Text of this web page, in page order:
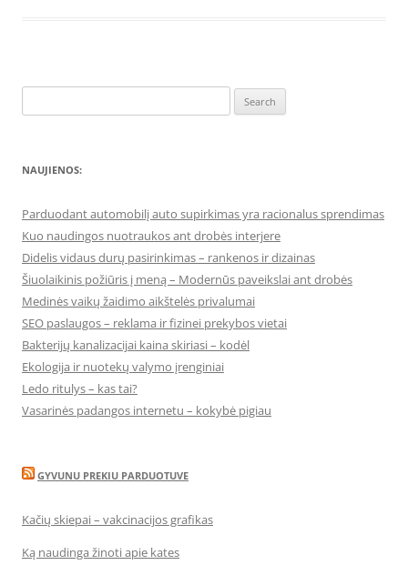
for:
NAUJIENOS:
Parduodant automobilį auto supirkimas yra racionalus sprendimas
Kuo naudingos nuotraukos ant drobės interjere
Didelis vidaus durų pasirinkimas – rankenos ir dizainas
Šiuolaikinis požiūris į meną – Modernūs paveikslai ant drobės
Medinės vaikų žaidimo aikštelės privalumai
SEO paslaugos – reklama ir fizinei prekybos vietai
Bakterijų kanalizacijai kaina skiriasi – kodėl
Ekologija ir nuotekų valymo įrenginiai
Ledo ritulys – kas tai?
Vasarinės padangos internetu – kokybė pigiau
GYVUNU PREKIU PARDUOTUVE
Kačių skiepai – vakcinacijos grafikas
Ką naudinga žinoti apie kates